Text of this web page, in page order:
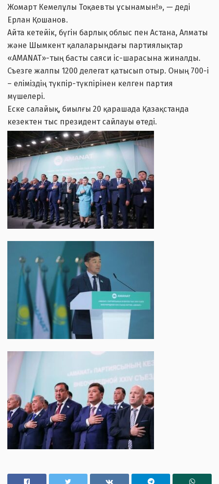
Жомарт Кемелұлы Тоқаевты ұсынамын!», — деді
Ерлан Қошанов.
Айта кетейік, бүгін барлық облыс пен Астана, Алматы
және Шымкент қалаларындағы партиялықтар
«AMANAT»-тың басты саяси іс-шарасына жиналды.
Съезге жалпы 1200 делегат қатысып отыр. Оның 700-і
– еліміздің түкпір-түкпірінен келген партия
мүшелері.
Еске салайық, биылғы 20 қарашада Қазақстанда
кезектен тыс президент сайлауы өтеді.